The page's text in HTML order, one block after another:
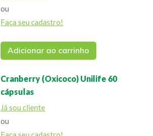
ou
Faça seu cadastro!
Adicionar ao carrinho
Cranberry (Oxicoco) Unilife 60
cápsulas
Já sou cliente
ou